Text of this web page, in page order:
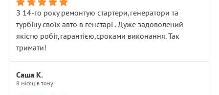
З 14-го року ремонтую стартери,генератори та
турбіну своїх авто в генстарі . Дуже задоволений
якістю робіт,гарантією,сроками виконання. Так
тримати!
Саша К.
8 місяців тому